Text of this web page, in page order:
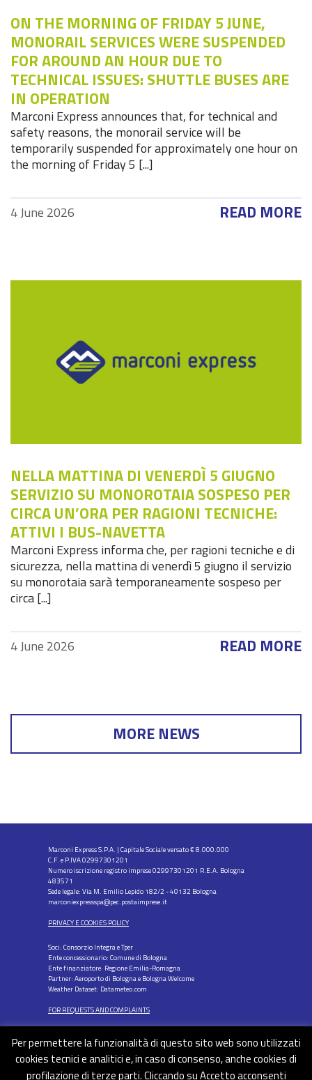
ON THE MORNING OF FRIDAY 5 JUNE,
MONORAIL SERVICES WERE SUSPENDED
FOR AROUND AN HOUR DUE TO
TECHNICAL ISSUES: SHUTTLE BUSES ARE
IN OPERATION
Marconi Express announces that, for technical and
safety reasons, the monorail service will be
temporarily suspended for approximately one hour on
the morning of Friday 5 [...]
4 June 2026 READ MORE
NELLA MATTINA DI VENERDÌ 5 GIUGNO
SERVIZIO SU MONOROTAIA SOSPESO PER
CIRCA UN’ORA PER RAGIONI TECNICHE:
ATTIVI I BUS-NAVETTA
Marconi Express informa che, per ragioni tecniche e di
sicurezza, nella mattina di venerdì 5 giugno il servizio
su monorotaia sarà temporaneamente sospeso per
circa [...]
4 June 2026 READ MORE
MORE NEWS
Marconi Express S.P.A. | Capitale Sociale versato € 8.000.000
C.F. e P.IVA 02997301201
Numero iscrizione registro imprese 02997301201 R.E.A. Bologna
483571
Sede legale: Via M. Emilio Lepido 182/2 - 40132 Bologna
marconiexpressspa@pec.postaimprese.it
PRIVACY E COOKIES POLICY
FOLLOW US
Soci: Consorzio Integra e Tper
Ente concessionario: Comune di Bologna
Ente finanziatore: Regione Emilia-Romagna
Partner: Aeroporto di Bologna e Bologna Welcome
Weather Dataset: Datameteo.com
FOR REQUESTS AND COMPLAINTS
Per permettere la funzionalità di questo sito web sono utilizzati
cookies tecnici e analitici e, in caso di consenso, anche cookies di
profilazione di terze parti. Cliccando su Accetto acconsenti